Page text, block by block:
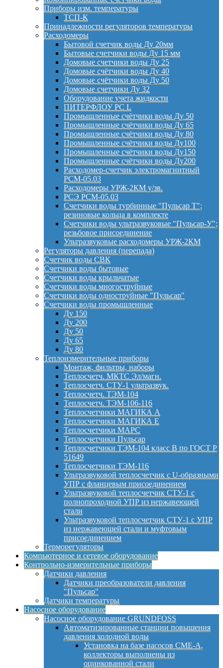
Приборы изм. температуры
ТСП-К
Принадлежности регуляторов температуры
Расходомеры
Бытовой счетчик воды Ду 20мм
Бытовые счетчики воды Ду 15 мм
Домовые счетчики воды Ду 25
Домовые счётчики воды Ду 40
Домовые счётчики воды Ду 50
Домовые счетчики Ду 32
Оборудование учета жидкости
ПИТЕРФЛОУ РС L
Промышленные счётчики воды Ду 50
Промышленные счётчики воды Ду 65
Промышленные счётчики воды Ду 80
Промышленные счётчики воды Ду100
Промышленные счётчики воды Ду150
Промышленные счётчики воды Ду200
Расходомер-счетчик электромагнитный
РСМ-05.03
Расходомеры УРЖ-2КМ у/зв.
РСЭ РСМ-05.03
Счетчики воды турбинные "Пульсар Т";
резиновые кольца в комплекте
Счетчики воды ультразвуковые "Пульсар-У";
резьбовое присоединение
Ультразвуковые расходомеры УРЖ-2КМ
Регуляторы давления (перепада)
Счетчик воды СВК
Счетчики воды бытовые
Счетчики воды крыльчатые
Счетчики воды многоструйные
Счетчики воды одноструйные "Пульсар"
Счетчики воды промышленные
Ду 150
Ду 200
Ду 50
Ду 65
Ду 80
Теплоизмерительные приборы
Монтаж, фильтры, наборы
Теплосчетч. МКТС Эл/магн.
Теплосчетч. СТУ-1 ультразвук.
Теплосчетч. ТЭМ-104
Теплосчетч. ТЭМ-106-116
Теплосчетчики МАГИКА А
Теплосчетчики МАГИКА Е
Теплосчетчики МАРС
Теплосчетчики Пульсар
Теплосчетчики ТЭМ-104 класс B по ГОСТ Р
51649
Теплосчетчики ТЭМ-116
Ультразвуковой теплосчетчик с U-образными
УПР с фланцевым присоединением
Ультразвуковой теплосчетчик СТУ-1 с
полнопроходной УПР из нержавеющей
стали
Ультразвуковой теплосчетчик СТУ-1 с УПР
из нержавеющей стали и муфтовым
присоединением
Терморегуляторы
Компьютерное и сетевое оборудование
Контрольно-измерительные приборы
Датчики давления
Датчики преобразователи давления
"Пульсар"
Датчики температуры
Насосное оборудование
Насосное оборудование GRUNDFOSS
Автоматизированные станции повышения
давления холодной воды
Установка на базе насосов CME-A,
коллекторы выполнены из
оцинкованной стали